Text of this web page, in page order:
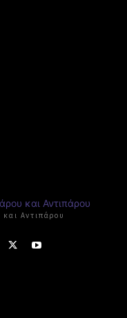
και Αντιπάρου